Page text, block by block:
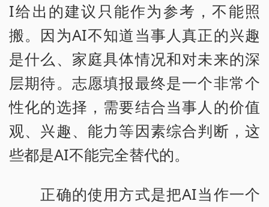
I给出的建议只能作为参考，不能照
搬。因为AI不知道当事人真正的兴趣
是什么、家庭具体情况和对未来的深
层期待。志愿填报最终是一个非常个
性化的选择，需要结合当事人的价值
观、兴趣、能力等因素综合判断，这
些都是AI不能完全替代的。
正确的使用方式是把AI当作一个